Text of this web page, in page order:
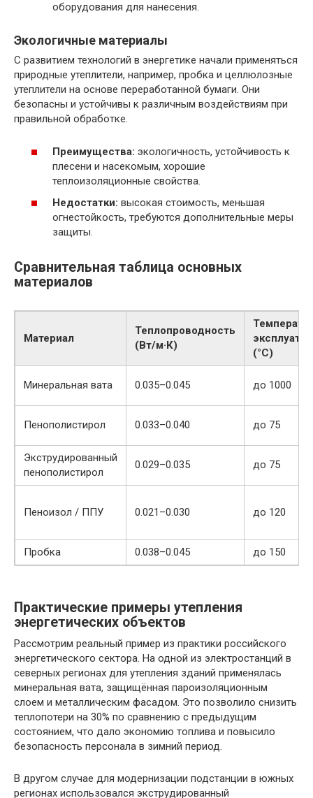
оборудования для нанесения.
Экологичные материалы
С развитием технологий в энергетике начали применяться
природные утеплители, например, пробка и целлюлозные
утеплители на основе переработанной бумаги. Они
безопасны и устойчивы к различным воздействиям при
правильной обработке.
Преимущества: экологичность, устойчивость к
плесени и насекомым, хорошие
теплоизоляционные свойства.
Недостатки: высокая стоимость, меньшая
огнестойкость, требуются дополнительные меры
защиты.
Сравнительная таблица основных
материалов
Материал
Теплопроводность
(Вт/м·К)
(°C)
Минеральная вата 0.035–0.045 до 1000
Пенополистирол 0.033–0.040 до 75
Экструдированный
пенополистирол
0.029–0.035 до 75
Пеноизол / ППУ 0.021–0.030 до 120
Пробка 0.038–0.045 до 150
Практические примеры утепления
энергетических объектов
Рассмотрим реальный пример из практики российского
энергетического сектора. На одной из электростанций в
северных регионах для утепления зданий применялась
минеральная вата, защищённая пароизоляционным
слоем и металлическим фасадом. Это позволило снизить
теплопотери на 30% по сравнению с предыдущим
состоянием, что дало экономию топлива и повысило
безопасность персонала в зимний период.
В другом случае для модернизации подстанции в южных
регионах использовался экструдированный